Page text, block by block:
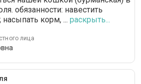
обязанности: навестить
корм, ... раскрыть...
лица